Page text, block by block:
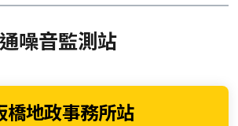
噪音監測站
橋地政事務所站